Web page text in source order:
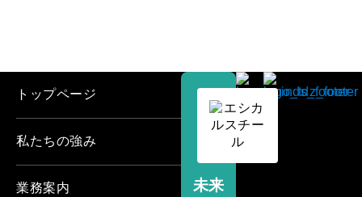
未来
トップページ
私たちの強み
業務案内